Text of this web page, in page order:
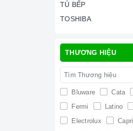
TỦ BẾP
TOSHIBA
THƯƠNG HIỆU
Bluware Cata
Fermi
Latino
Electrolux
Capri